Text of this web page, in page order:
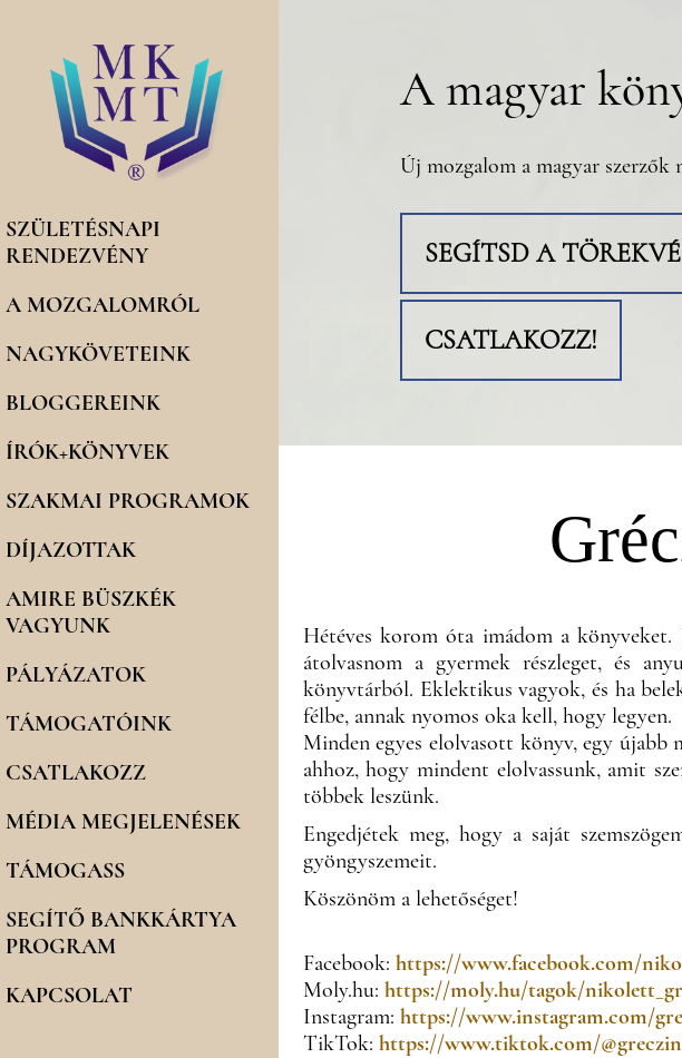
SZÜLETÉSNAPI
RENDEZVÉNY
A MOZGALOMRÓL
NAGYKÖVETEINK
BLOGGEREINK
ÍRÓK+KÖNYVEK
SZAKMAI PROGRAMOK
DÍJAZOTTAK
AMIRE BÜSZKÉK
VAGYUNK
PÁLYÁZATOK
TÁMOGATÓINK
CSATLAKOZZ
MÉDIA MEGJELENÉSEK
TÁMOGASS
SEGÍTŐ BANKKÁRTYA
PROGRAM
KAPCSOLAT
A magyar
Új mozgalom a magyar szerzők
SEGÍTSD A
CSATLAKOZZ!
Hétéves korom óta imádom a
átolvasnom a gyermek részleget, és
könyvtárból. Eklektikus vagyok, és ha
félbe, annak nyomos oka kell, hogy legyen.
Minden egyes elolvasott könyv, egy újabb
ahhoz, hogy mindent elolvassunk, amit
többek leszünk.
Engedjétek meg, hogy a saját
gyöngyszemeit.
Köszönöm a lehetőséget!
Facebook: https://www.facebook.com/
Moly.hu: https://moly.hu/tagok/
Instagram: https://www.instagram.com/
TikTok: https://www.tiktok.com/